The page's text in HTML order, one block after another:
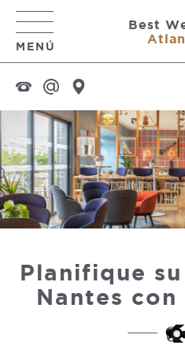
MENÚ
Best
Planifique
Nantes